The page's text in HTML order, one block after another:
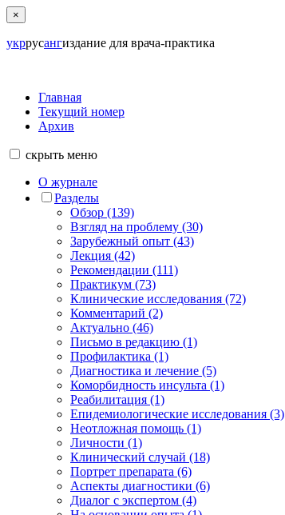
×
укррусангиздание для врача-практика
Главная
Текущий номер
Архив
скрыть меню
О журнале
Разделы
Обзор (139)
Взгляд на проблему (30)
Зарубежный опыт (43)
Лекция (42)
Рекомендации (111)
Практикум (73)
Клинические исследования (72)
Комментарий (2)
Актуально (46)
Письмо в редакцию (1)
Профилактика (1)
Диагностика и лечение (5)
Коморбидность инсульта (1)
Реабилитация (1)
Епидемиологические исследования (3)
Неотложная помощь (1)
Личности (1)
Клинический случай (18)
Портрет препарата (6)
Аспекты диагностики (6)
Диалог с экспертом (4)